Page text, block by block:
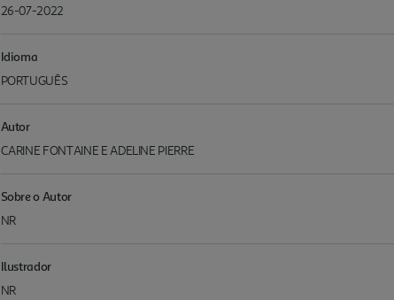
26-07-2022
Idioma
PORTUGUÊS
Autor
CARINE FONTAINE E ADELINE PIERRE
Sobre o Autor
NR
Ilustrador
NR